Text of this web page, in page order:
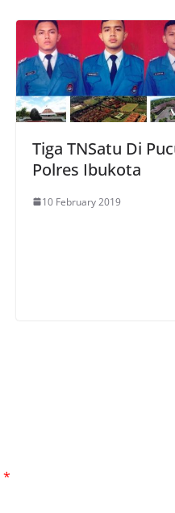
Tiga TNSatu Di
Polres Ibukota
10 February 2019
*